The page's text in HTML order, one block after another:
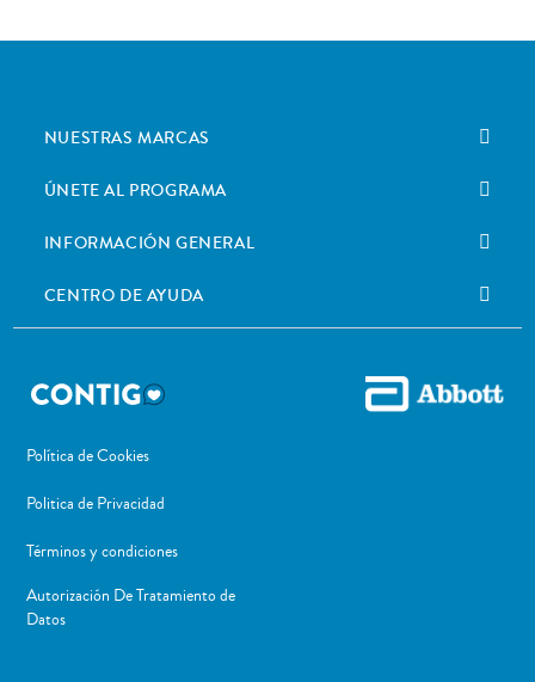
NUESTRAS MARCAS
ÚNETE AL PROGRAMA
INFORMACIÓN GENERAL
CENTRO DE AYUDA
Política de Cookies
Politica de Privacidad
Términos y condiciones
Autorización De Tratamiento de
Datos